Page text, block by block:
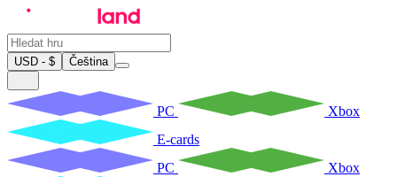
USD - $ Čeština
PC
Xbox
E-cards
PC
Xbox